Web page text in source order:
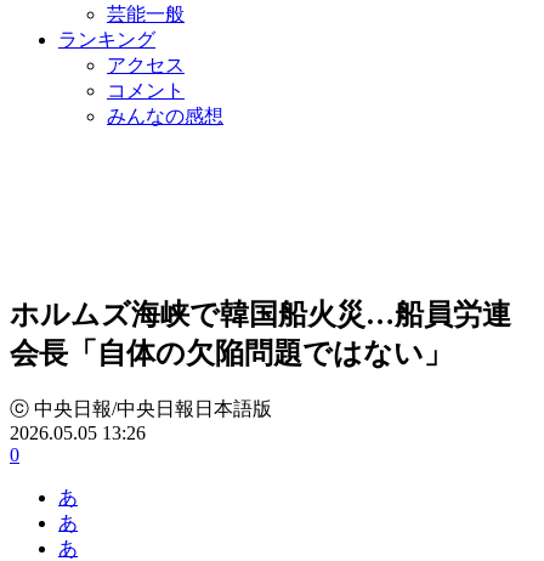
芸能一般
ランキング
アクセス
コメント
みんなの感想
ホルムズ海峡で韓国船火災…船員労連
会長「自体の欠陥問題ではない」
ⓒ 中央日報/中央日報日本語版
2026.05.05 13:26
0
あ
あ
あ